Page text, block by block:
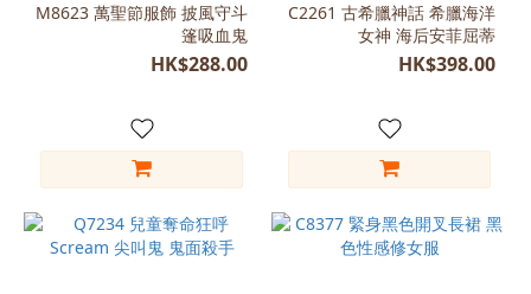
M8623 萬聖節服飾 披風守斗
篷吸血鬼
HK$288.00
C2261 古希臘神話 希臘海洋
女神 海后安菲屈蒂
HK$398.00